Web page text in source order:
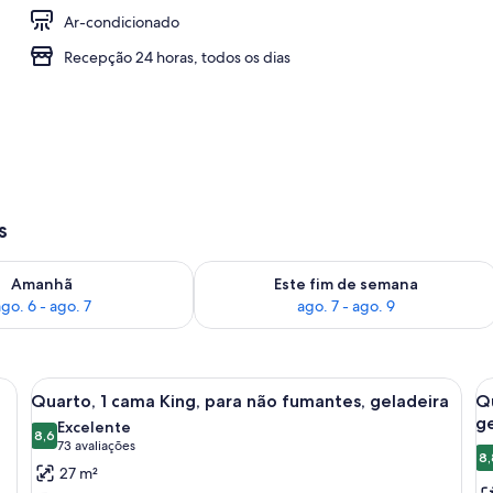
Ar-condicionado
Recepção 24 horas, todos os dias
6
Amanhã
6 - ago. 7
para amanhã, ago. 6 - ago. 7
Este fim de semana
ago. 7 - ago. 9
Verifica a disponibilidade para este
uma mesinha e um aquecedor.
Carrega
todas
as
fotos
Casa de banho moderna com um
6
Quarto, 1 cama King, para não fumantes, geladeira
8,68,6 de 10
Excelente
73 avaliações
(73
avaliações)
27 m²